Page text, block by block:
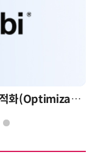
AI 시대의 의사결정을 바꾸는 수리최적화(Optimization): 실제 산업 적용 사례와 활용 전략